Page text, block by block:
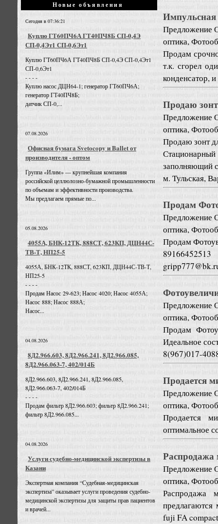
Новые объявления
Сегодня в 07:36:21
Куплю ГТ60ПЧ6А ГТ40ПЧ8Б СП-0,4Э
СП-0,4Эт1 СП-0,6Эт1
Куплю ГТ60ПЧ6А ГТ40ПЧ8Б СП-0,4Э СП-0,4Эт1
СП-0,6Эт1
- - - -
Куплю насос ДЦН64-1; генератор ГТ60ПЧ6А;
генератор ГТ40ПЧ8Б;
датчик СП-0,...
07.08.2026
Офисная бумага Svetocopy и Ballet от
производителя - оптом
Группа «Илим» — крупнейшая компания
российской целлюлозно-бумажной промышленности
по объемам и эффективности производства.
Мы предлагаем прямые по...
05.08.2026
4055А, БНК-12ТК, 888СТ, 623КП, ДЦН44С-
ТВ-Т, НП25-5
4055А, БНК-12ТК, 888СТ, 623КП, ДЦН44С-ТВ-Т,
НП25-5
- - - -
Продам Насос 29-623; Насос 4020; Насос 4055А;
Насос 888; Насос 888А;
Насос...
04.08.2026
8Д2.966.603, 8Д2.966.241, 8Д2.966.085,
8Д2.966.063-7, 402/014Б
8Д2.966.603, 8Д2.966.241, 8Д2.966.085,
8Д2.966.063-7, 402/014Б
- - - -
Продам фильтр 8Д2.966.603; фильтр 8Д2.966.241;
фильтр 8Д2.966.085...
04.08.2026
Услуги судебно-медицинской экспертизы в
Казани
Экспертная компания “Судебная-медицинская
экспертиза” оказывает услуги проведения судебно-
медицинской экспертизы для защиты прав пациентов
и врачей...
Импульсная
Предложение
оптика,
Продам
т.к. сгорел
конденсатор,
Продаю
Предложение
оптика,
Продаю зонт
заполняющий
м. Тульская,
Продам
Предложение
оптика,
Продам
89166452513
Предложение
оптика,
Продам
Идеальное
8(967)017-
Продается
Предложение
оптика,
Продается
оптимальное
Распродажа
Предложение
оптика,
Распродажа
fuji FA